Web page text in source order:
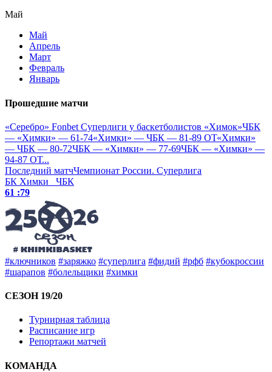
Май
Май
Апрель
Март
Февраль
Январь
Прошедшие матчи
«Серебро» Fonbet Суперлиги у баскетболистов «Химок»ЧБК
— «Химки» — 61-74«Химки» — ЧБК — 81-89 ОТ«Химки»
— ЧБК — 80-72ЧБК — «Химки» — 77-69ЧБК — «Химки» —
94-87 ОТ...
Последний матчЧемпионат России. Суперлига
БК Химки ЧБК
61 :79
#ключников #заряжко #суперлига #фидий #рфб #кубокроссии
#шарапов #болельщики #химки
СЕЗОН 19/20
Турнирная таблица
Расписание игр
Репортажи матчей
КОМАНДА